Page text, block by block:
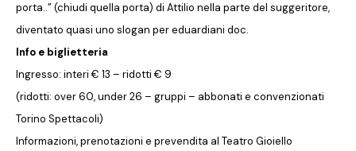
porta..” (chiudi quella porta) di Attilio nella parte del suggeritore,
diventato quasi uno slogan per eduardiani doc.
Info e biglietteria
Ingresso: interi € 13 – ridotti € 9
(ridotti: over 60, under 26 – gruppi – abbonati e convenzionati
Torino Spettacoli)
Informazioni, prenotazioni e prevendita al Teatro Gioiello